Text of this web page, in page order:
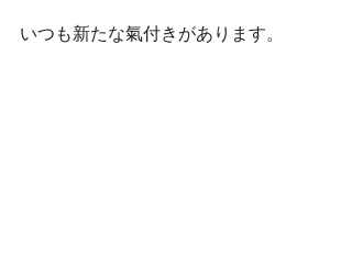
いつも新たな氣付きがあります。